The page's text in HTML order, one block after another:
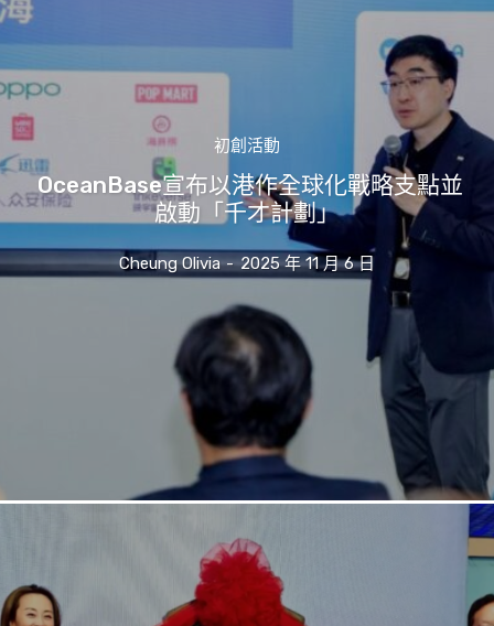
初創活動
OceanBase宣布以港作全球化戰略支點並
啟動「千才計劃」
Cheung Olivia - 2025 年 11 月 6 日